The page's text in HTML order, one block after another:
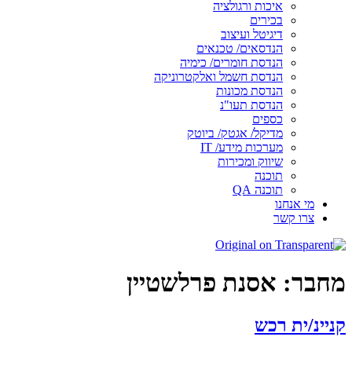
איכות ורגולציה
בכירים
דיגיטל ועיצוב
הנדסאים/ טכנאים
הנדסת חומרים/ כימיה
הנדסת חשמל ואלקטרוניקה
הנדסת מכונות
הנדסת תעו"נ
כספים
מדיקל/ אגטק/ ביוטק
מערכות מידע/ IT
שיווק ומכירות
תוכנה
תוכנה QA
מי אנחנו
צרו קשר
מחבר: אסנת פרלשטיין
קניינ/ית רכש